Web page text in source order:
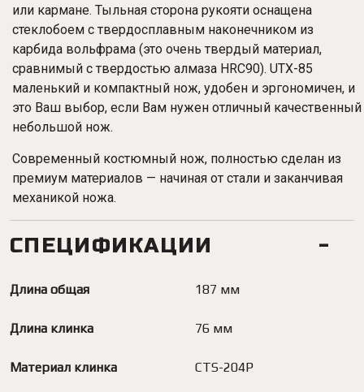
или кармане. Тыльная сторона рукояти оснащена
стеклобоем с твердосплавным наконечником из
карбида вольфрама (это очень твердый материал,
сравнимый с твердостью алмаза HRC90). UTX-85
маленький и компактный нож, удобен и эргономичен, и
это Ваш выбор, если Вам нужен отличный качественный
небольшой нож.
Современный костюмный нож, полностью сделан из
премиум материалов — начиная от стали и заканчивая
механикой ножа.
СПЕЦИФИКАЦИИ
Длина общая 187 мм
Длина клинка 76 мм
Материал клинка CTS-204P